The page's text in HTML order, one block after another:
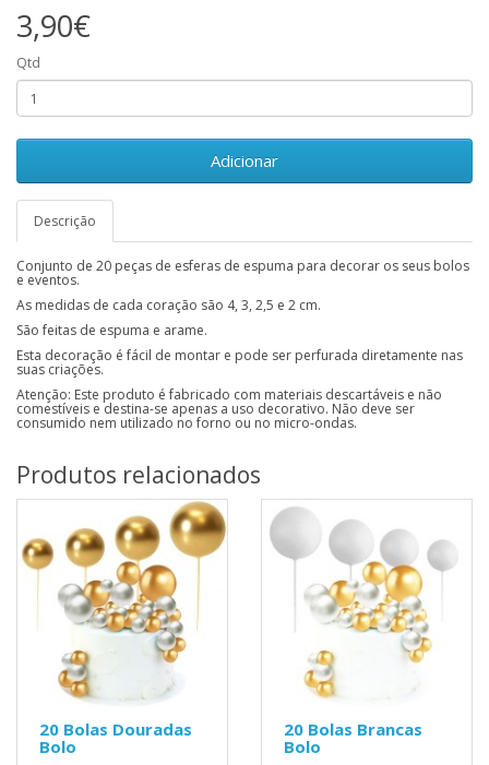
3,90€
Qtd
Adicionar
Descrição
Conjunto de 20 peças de esferas de espuma para decorar os seus bolos
e eventos.
As medidas de cada coração são 4, 3, 2,5 e 2 cm.
São feitas de espuma e arame.
Esta decoração é fácil de montar e pode ser perfurada diretamente nas
suas criações.
Atenção: Este produto é fabricado com materiais descartáveis e não
comestíveis e destina-se apenas a uso decorativo. Não deve ser
consumido nem utilizado no forno ou no micro-ondas.
Produtos relacionados
20 Bolas Douradas
Bolo
20 Bolas Brancas
Bolo